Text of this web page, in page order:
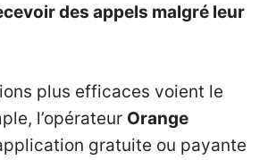
des appels malgré leur
plus efficaces voient le
l’opérateur Orange
gratuite ou payante